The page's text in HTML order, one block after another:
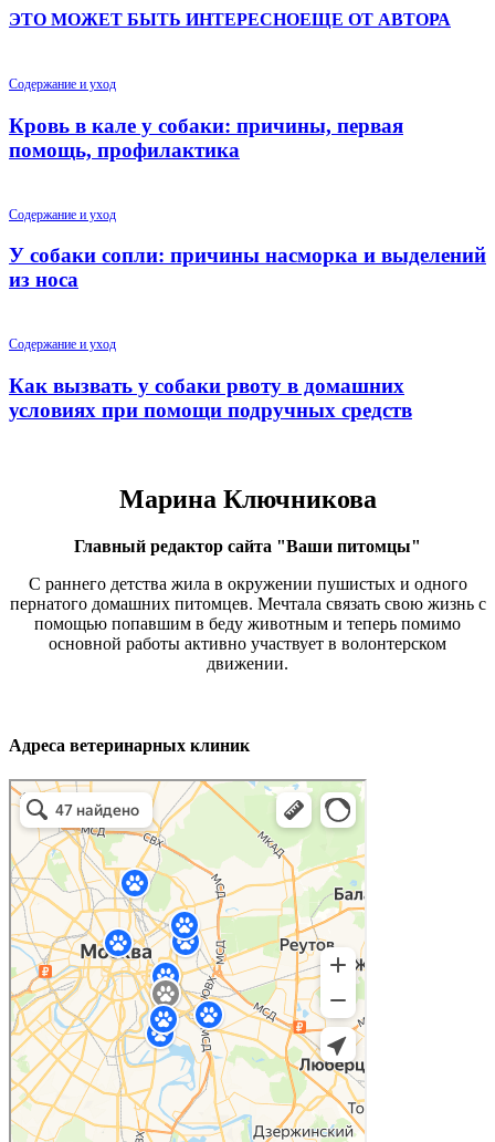
ЭТО МОЖЕТ БЫТЬ ИНТЕРЕСНОЕЩЕ ОТ АВТОРА
Содержание и уход
Кровь в кале у собаки: причины, первая
помощь, профилактика
Содержание и уход
У собаки сопли: причины насморка и выделений
из носа
Содержание и уход
Как вызвать у собаки рвоту в домашних
условиях при помощи подручных средств
Марина Ключникова
Главный редактор сайта "Ваши питомцы"
С раннего детства жила в окружении пушистых и одного
пернатого домашних питомцев. Мечтала связать свою жизнь с
помощью попавшим в беду животным и теперь помимо
основной работы активно участвует в волонтерском
движении.
Адреса ветеринарных клиник